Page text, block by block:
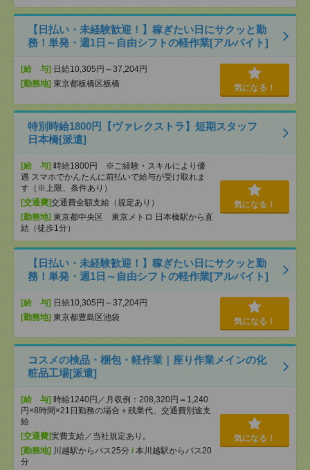
【日払い・未経験歓迎！】稼ぎたい日にサクッと勤
務！単発・週1日～自由シフトの軽作業[アルバイト]
[給 与] 日給10,305円～37,204円
[勤務地] 東京都板橋区板橋 気になる！
特別時給1800円【ヴァレクストラ】短期スタッフ
日本橋[派遣]
[給 与] 時給1800円 ※ご経験・スキルにより優
遇 スマホでかんたんに前払いで給与が受け取れま
す（※上限、条件あり）
[交通費]交通費全額支給（規定あり）
[勤務地] 東京都中央区 東京メトロ 日本橋駅から直
結（徒歩1分）
気になる！
【日払い・未経験歓迎！】稼ぎたい日にサクッと勤
務！単発・週1日～自由シフトの軽作業[アルバイト]
[給 与] 日給10,305円～37,204円
[勤務地] 東京都豊島区池袋 気になる！
コスメの検品・梱包・軽作業｜座り作業メインの化
粧品工場[派遣]
[給 与] 時給1240円／月収例：208,320円＝1,240
円×8時間×21日勤務の場合＋残業代、交通費別途支
給
[交通費]実費支給／当社規定あり。
[勤務地] 川越駅からバス25分 / 本川越駅からバス20
分
気になる！